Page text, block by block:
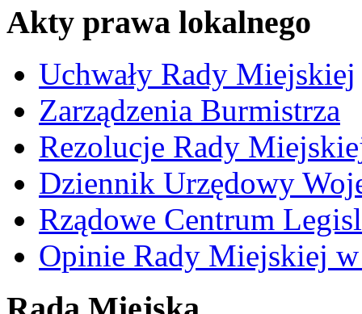
Akty prawa lokalnego
Uchwały Rady Miejskiej
Zarządzenia Burmistrza
Rezolucje Rady
Dziennik Urzędowy
Rządowe Centrum
Opinie Rady Miejskiej w